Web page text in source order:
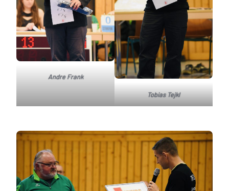
Andre Frank
Tobias Tejkl